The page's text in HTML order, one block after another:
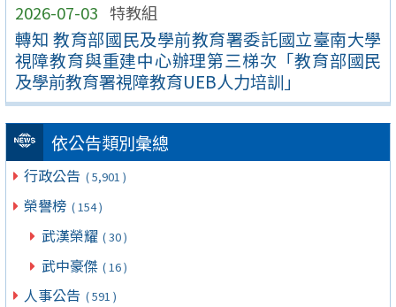
2026-07-03 特教組
轉知 教育部國民及學前教育署委託國立臺南大學
視障教育與重建中心辦理第三梯次「教育部國民
及學前教育署視障教育UEB人力培訓」
依公告類別彙總
行政公告 ( 5,901 )
榮譽榜 ( 154 )
武漢榮耀 ( 30 )
武中豪傑 ( 16 )
人事公告 ( 591 )